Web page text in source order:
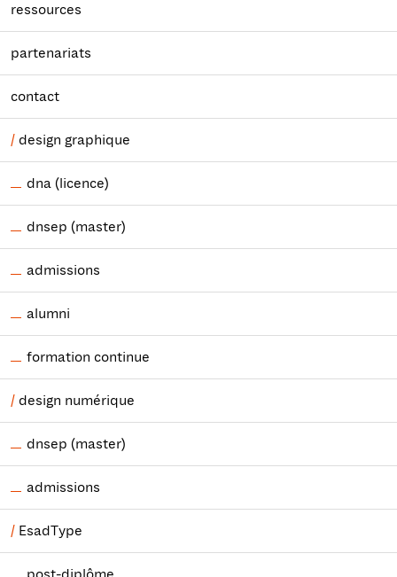
ressources
partenariats
contact
design graphique
dna (licence)
dnsep (master)
admissions
alumni
formation continue
design numérique
dnsep (master)
admissions
EsadType